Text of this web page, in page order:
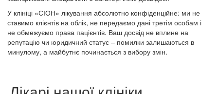
У клініці «СІОН» лікування абсолютно конфіденційне: ми не
ставимо клієнтів на облік, не передаємо дані третім особам і
не обмежуємо права пацієнтів. Ваш досвід не вплине на
репутацію чи юридичний статус – помилки залишаються в
минулому, а майбутнє починається з вибору змін.